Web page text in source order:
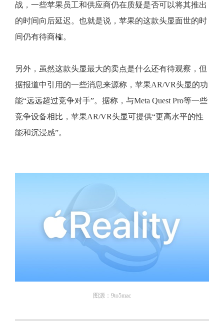
战，一些苹果员工和供应商仍在质疑是否可以将其推出
的时间向后延迟。也就是说，苹果的这款头显面世的时
间仍有待商榷。
另外，虽然这款头显最大的卖点是什么还有待观察，但
据报道中引用的一些消息来源称，苹果AR/VR头显的功
能“远远超过竞争对手”。据称，与Meta Quest Pro等一些
竞争设备相比，苹果AR/VR头显可提供“更高水平的性
能和沉浸感”。
图源：9to5mac